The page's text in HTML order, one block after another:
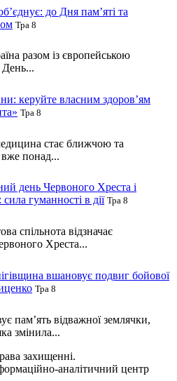
до Дня пам’яті та
Тра 8
разом із європейською
День...
керуйте власним здоров’ям
Тра 8
стає ближчою та
понад...
день Червоного Хреста і
гуманності в дії Тра 8
спільнота відзначає
Хреста...
вшановує подвиг бойової
Тра 8
пам’ять відважної землячки,
змінила...
захищенні.
аналітичний центр